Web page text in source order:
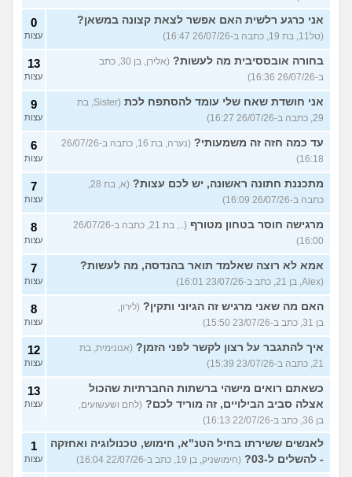
אני כרגע רלשית האם אפשר לצאת קצונה במשאן?
(טל11, בת 19, כתבה ב-26/07/26 16:47)
0
עצות
בחורה אובססיבית מה לעשות?
(אלירן, בן 30, כתב
ב-26/07/26 16:36)
13
עצות
אני חושדת שאח שלי עומד להסתפח לכת
(Sister, בת
29, כתבה ב-26/07/26 16:27)
9
עצות
עד כמה חזה זה משמעותי?
(נערה, בת 16, כתבה ב-26/07/26
16:18)
6
עצות
מתכננת חתונה ראשונה, יש לכם עצות?
כתבה ב-26/07/26 16:09)
7
עצות
מרגישה חוסר בטחון מטורף
(.., בת 21, כתבה ב-26/07/26
16:00)
8
עצות
אמא לא רוצה שאלמד תואר בהנדסה, מה לעשות?
(Alex, בן 21, כתב ב-23/07/26 16:01)
7
עצות
האם מה שאני מרגיש זה הגיוני ותקין? (לירון,
בן 31, כתב ב-23/07/26 15:50)
8
עצות
איך להתגבר על רצון לקשר לפני הזמן? (אנונימית, בת
21, כתבה ב-23/07/26 15:39)
12
עצות
כשאתם רואים מישהי ברשתות החברתיות שהכול
אצלה סביב הבילויים, זה מוריד לכם? (לחם ושעשועים,
בן 36, כתב ב-22/07/26 16:13)
13
עצות
לאנשים ששירתו בחיל הטנ"א, חימוש, טכנולוגיה ואחזקה
- להשלים ל-03?
(חימושניק, בן 19, כתב ב-22/07/26 16:04)
1
עצות